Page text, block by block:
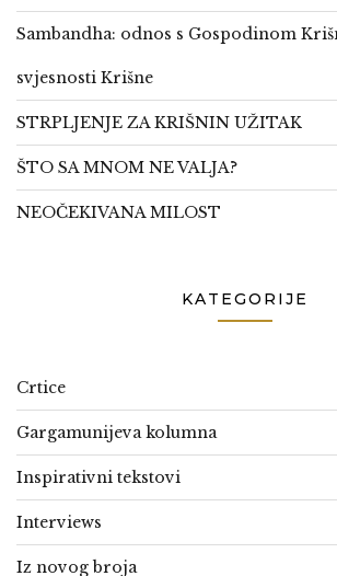
Sambandha: odnos s Gospodinom
svjesnosti Krišne
STRPLJENJE ZA KRIŠNIN UŽITAK
ŠTO SA MNOM NE VALJA?
NEOČEKIVANA MILOST
KATEGORIJE
Crtice
Gargamunijeva kolumna
Inspirativni tekstovi
Interviews
Iz novog broja